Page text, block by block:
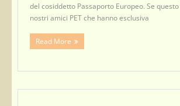
del cosiddetto Passaporto Europeo. Se
nostri amici PET che hanno esclusiva
Read More